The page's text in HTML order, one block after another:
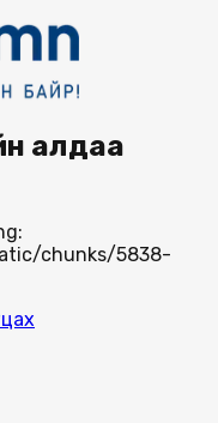
алдаа
chunks/5838-